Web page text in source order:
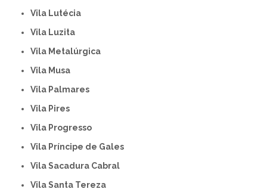
Vila Lutécia
Vila Luzita
Vila Metalúrgica
Vila Musa
Vila Palmares
Vila Pires
Vila Progresso
Vila Príncipe de Gales
Vila Sacadura Cabral
Vila Santa Tereza